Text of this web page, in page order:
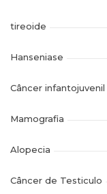
tireoide
Hanseniase
Câncer infantojuvenil
Mamografia
Alopecia
Câncer de Testiculo